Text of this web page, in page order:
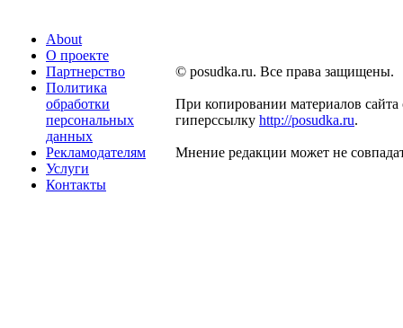
About
О проекте
Партнерство
Политика
обработки
персональных
данных
Рекламодателям
Услуги
Контакты
© posudka.ru. Все права защищены.
При копировании материалов сайта
гиперссылку http://posudka.ru.
Мнение редакции может не